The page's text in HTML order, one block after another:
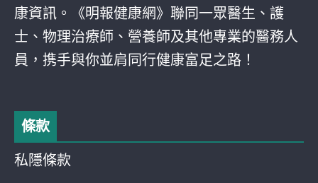
康資訊。《明報健康網》聯同一眾醫生、護
士、物理治療師、營養師及其他專業的醫務人
員，携手與你並肩同行健康富足之路！
條款
私隱條款